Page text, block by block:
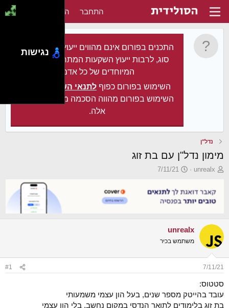
התחבר הירשם
התכנים בפורום אינם מהווים ייעוץ מקצועי מכל
סוג, לרבות ייעוץ השקעות המתחשב בצרכיו
המיוחדים של כל אדם.
השימוש בפורום כפוף לתנאי השימוש
השימוש בפורום מהווה הסכמה מלאה לתנאים
אלה.
נדל"ן
מימון נדל"ן עם בת זוג
פ
ח
ה
ו
א
unrealx
פ
ר
ס
ם
א
ר
7/11/21
unrealx
משתמש בכיר
7/11/21
#1
סטטוס:
עובד בהייטק מספר שנים, בעל הון עצמי משמעותי
בת זוג בלימודים לתואר הנדסי במקום נחשב, בלי הון עצמי
נגישות